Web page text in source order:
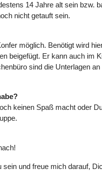
14 Jahre alt sein bzw.
nicht getauft sein.
möglich. Benötigt wird
beigefügt. Er kann auch im
sind die Unterlagen
keinen Spaß macht oder
und freue mich darauf,